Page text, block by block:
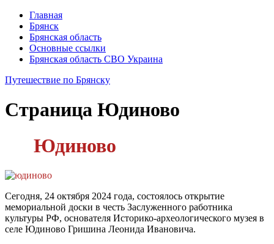
Главная
Брянск
Брянская область
Основные ссылки
Брянская область СВО Украина
Путешествие по Брянску
Страница Юдиново
Юдиново
Сегодня, 24 октября 2024 года, состоялось открытие
мемориальной доски в честь Заслуженного работника
культуры РФ, основателя Историко-археологического музея в
селе Юдиново Гришина Леонида Ивановича.